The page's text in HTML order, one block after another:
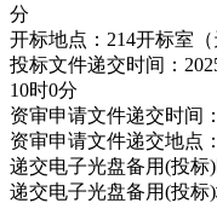
分
开标地点：214开标室（
投标文件递交时间：
10时0分
资审申请文件递交时间
资审申请文件递交地点
递交电子光盘备用(投标)
递交电子光盘备用(投标)